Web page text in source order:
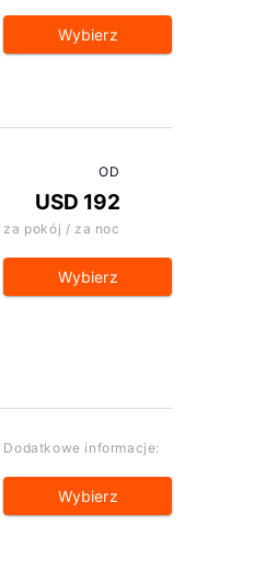
Wybierz
OD
USD 192
za pokój / za noc
Wybierz
Dodatkowe informacje:
Wybierz